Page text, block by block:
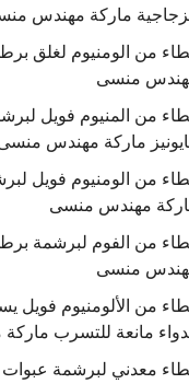
ماركة مهندس
من الومنيوم لغلق
منسى
من المنيوم فويل
ماركة مهندس
من الومنيوم فويل
مهندس منسى
من الفوم لبرشمة
منسى
من الألومنيوم فويل
مانعة للتسرب
معدني لبرشمة